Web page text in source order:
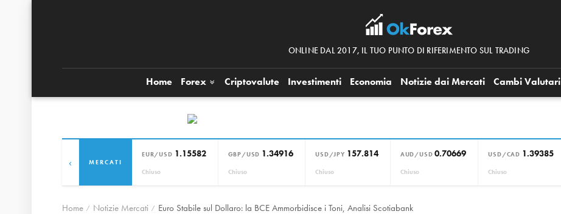
ONLINE DAL 2017, IL TUO PUNTO DI RIFERIMENTO SUL TRADING
Home Forex Criptovalute Investimenti Economia Notizie dai Mercati Cambi Valutari
MERCATI
EUR/USD 1.15582
Chiuso
GBP/USD 1.34916
Chiuso
USD/JPY 157.814
Chiuso
AUD/USD 0.70669
Chiuso
USD/CAD 1.39385
Chiuso
‹
Home Notizie Mercati Euro Stabile sul Dollaro: la BCE Ammorbidisce i Toni, Analisi Scotiabank